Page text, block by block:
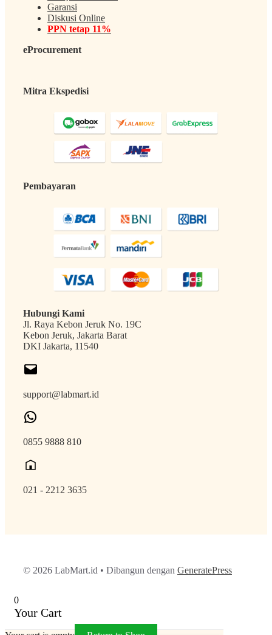
Garansi
Diskusi Online
PPN tetap 11%
eProcurement
Mitra Ekspedisi
Pembayaran
Hubungi Kami
Jl. Raya Kebon Jeruk No. 19C
Kebon Jeruk, Jakarta Barat
DKI Jakarta, 11540
support@labmart.id
0855 9888 810
021 - 2212 3635
© 2026 LabMart.id • Dibangun dengan GeneratePress
0
Your Cart